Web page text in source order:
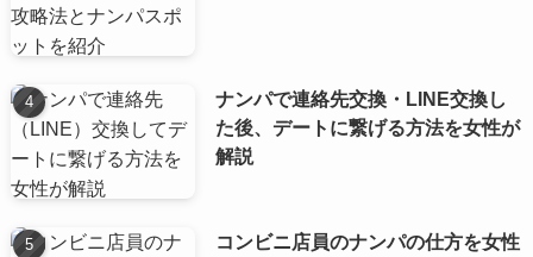
ナンパで連絡先交換・LINE交換し
た後、デートに繋げる方法を女性が
解説
コンビニ店員のナンパの仕方を女性